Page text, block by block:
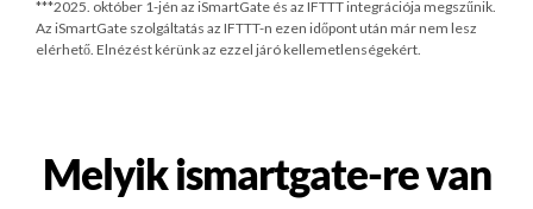
***2025. október 1-jén az iSmartGate és az IFTTT integrációja megszűnik.
Az iSmartGate szolgáltatás az IFTTT-n ezen időpont után már nem lesz
elérhető. Elnézést kérünk az ezzel járó kellemetlenségekért.
Melyik ismartgate-re van